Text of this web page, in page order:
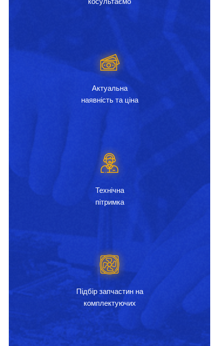
Актуальна
наявність та ціна
Технічна
пітримка
Підбір запчастин на
комплектуючих